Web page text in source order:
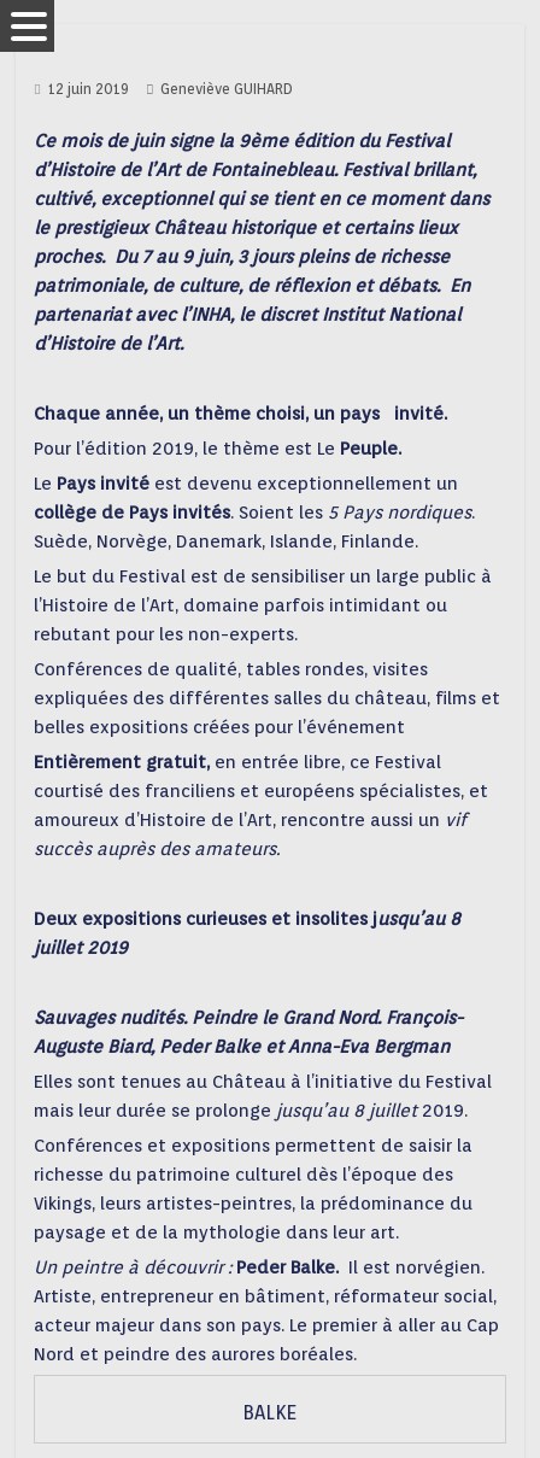
12 juin 2019 Geneviève GUIHARD
Ce mois de juin signe la 9ème édition du Festival
d’Histoire de l’Art de Fontainebleau. Festival brillant,
cultivé, exceptionnel qui se tient en ce moment dans
le prestigieux Château historique et certains lieux
proches. Du 7 au 9 juin, 3 jours pleins de richesse
patrimoniale, de culture, de réflexion et débats. En
partenariat avec l’INHA, le discret Institut National
d’Histoire de l’Art.
Chaque année, un thème choisi, un pays invité.
Pour l’édition 2019, le thème est Le Peuple.
Le Pays invité est devenu exceptionnellement un
collège de Pays invités. Soient les 5 Pays nordiques.
Suède, Norvège, Danemark, Islande, Finlande.
Le but du Festival est de sensibiliser un large public à
l’Histoire de l’Art, domaine parfois intimidant ou
rebutant pour les non-experts.
Conférences de qualité, tables rondes, visites
expliquées des différentes salles du château, films et
belles expositions créées pour l’événement
Entièrement gratuit, en entrée libre, ce Festival
courtisé des franciliens et européens spécialistes, et
amoureux d’Histoire de l’Art, rencontre aussi un vif
succès auprès des amateurs.
Deux expositions curieuses et insolites jusqu’au 8
juillet 2019
Sauvages nudités. Peindre le Grand Nord. François-
Auguste Biard, Peder Balke et Anna-Eva Bergman
Elles sont tenues au Château à l’initiative du Festival
mais leur durée se prolonge jusqu’au 8 juillet2019.
Conférences et expositions permettent de saisir la
richesse du patrimoine culturel dès l’époque des
Vikings, leurs artistes-peintres, la prédominance du
paysage et de la mythologie dans leur art.
Un peintre à découvrir : Peder Balke. Il est norvégien.
Artiste, entrepreneur en bâtiment, réformateur social,
acteur majeur dans son pays. Le premier à aller au Cap
Nord et peindre des aurores boréales.
BALKE